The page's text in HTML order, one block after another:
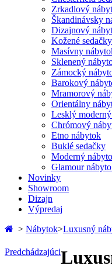
Zrkadlový
Škandinávsky
Dizajnový
Kožené
Masívny
Sklenený
Zámocký
Barokový
Mramorový
Orientálny
Lesklý
Chrómový
Etno nábytok
Buklé sedačky
Moderný
Glamour
Novinky
Showroom
Dizajn
Výpredaj
> Nábytok>Luxusný
Predchádzajúci